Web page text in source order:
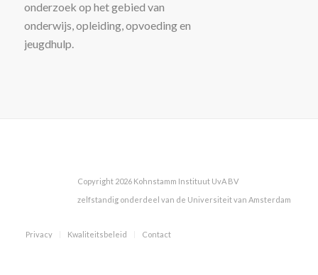
Copyright 2026 Kohnstamm Instituut UvA BV
zelfstandig onderdeel van de Universiteit van Amsterdam
Privacy Kwaliteitsbeleid Contact